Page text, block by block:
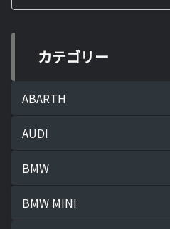
カテゴリー
ABARTH
AUDI
BMW
BMW MINI